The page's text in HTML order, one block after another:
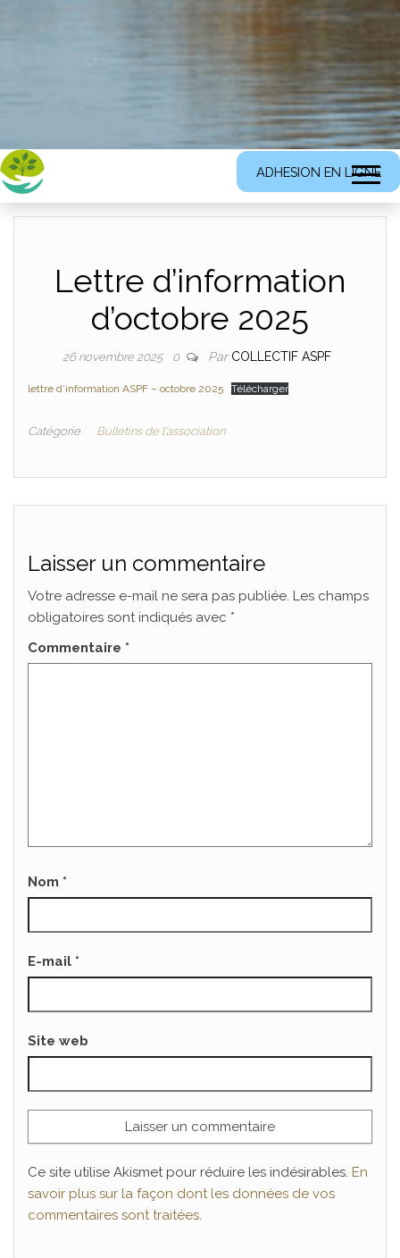
ADHESION EN LIGNE
Lettre d’information
d’octobre 2025
26 novembre 2025 0 Par COLLECTIF ASPF
lettre d’information ASPF – octobre 2025 Télécharger
Catégorie Bulletins de l'association
Laisser un commentaire
Votre adresse e-mail ne sera pas publiée. Les champs
obligatoires sont indiqués avec *
Commentaire *
Nom *
E-mail *
Site web
Ce site utilise Akismet pour réduire les indésirables. En
savoir plus sur la façon dont les données de vos
commentaires sont traitées.